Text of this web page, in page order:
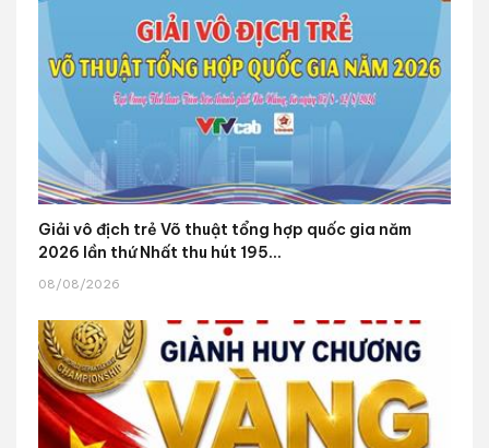
Giải vô địch trẻ Võ thuật tổng hợp quốc gia năm
2026 lần thứ Nhất thu hút 195...
08/08/2026